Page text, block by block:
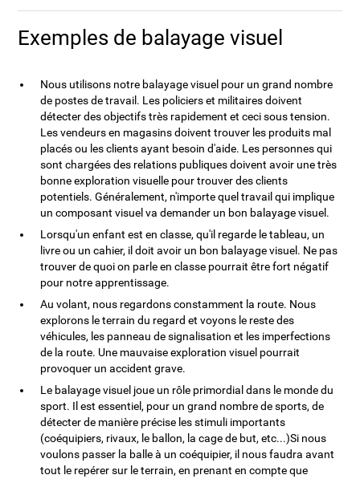
Exemples de balayage visuel
Nous utilisons notre balayage visuel pour un grand nombre
de postes de travail. Les policiers et militaires doivent
détecter des objectifs très rapidement et ceci sous tension.
Les vendeurs en magasins doivent trouver les produits mal
placés ou les clients ayant besoin d'aide. Les personnes qui
sont chargées des relations publiques doivent avoir une très
bonne exploration visuelle pour trouver des clients
potentiels. Généralement, n'importe quel travail qui implique
un composant visuel va demander un bon balayage visuel.
Lorsqu'un enfant est en classe, qu'il regarde le tableau, un
livre ou un cahier, il doit avoir un bon balayage visuel. Ne pas
trouver de quoi on parle en classe pourrait être fort négatif
pour notre apprentissage.
Au volant, nous regardons constamment la route. Nous
explorons le terrain du regard et voyons le reste des
véhicules, les panneau de signalisation et les imperfections
de la route. Une mauvaise exploration visuel pourrait
provoquer un accident grave.
Le balayage visuel joue un rôle primordial dans le monde du
sport. Il est essentiel, pour un grand nombre de sports, de
détecter de manière précise les stimuli importants
(coéquipiers, rivaux, le ballon, la cage de but, etc...)Si nous
voulons passer la balle à un coéquipier, il nous faudra avant
tout le repérer sur le terrain, en prenant en compte que